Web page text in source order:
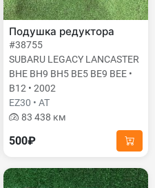
Подушка редуктора
#38755
SUBARU LEGACY LANCASTER
BHE BH9 BH5 BE5 BE9 BEE •
B12 • 2002
EZ30 • AT
83 438 км
500₽